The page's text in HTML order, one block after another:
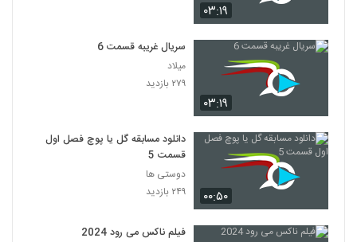
۰۳:۱۹
۰۳:۱۹
سریال غریبه قسمت 6
میلاد
۲۷۹ بازدید
۰۰:۵۰
دانلود مسابقه گل یا پوچ فصل اول
قسمت 5
دوستی ها
۲۴۹ بازدید
فیلم ناکس می رود 2024